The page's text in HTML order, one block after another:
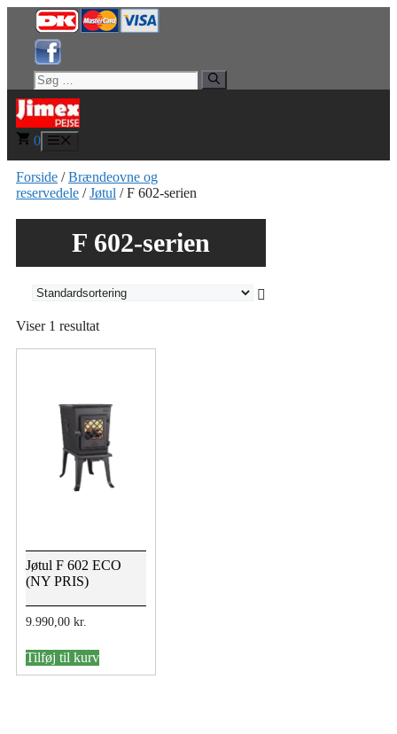
indhold
Søg
efter:
0
Forside /Brændeovne og
reservedele /Jøtul / F 602-serien
F 602-serien
Viser 1 resultat
Jøtul F 602 ECO
(NY PRIS)
9.990,00 kr.
Tilføj til kurv